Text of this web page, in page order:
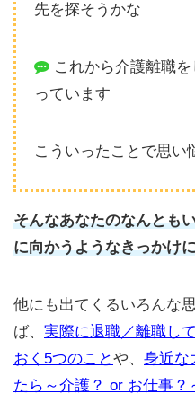
先を探そうかな
これから介護離職
っています
こういったことで思い
そんなあなたのなんとも
に向かうようなきっかけ
他にも出てくるいろんな
ば、 実際に退職／離職し
おく5つのことや、 身近な
たら～介護？ or お仕事？